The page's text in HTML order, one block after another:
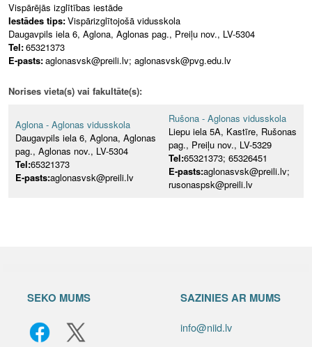
Vispārējās izglītības iestāde
Iestādes tips:Vispārizglītojošā vidusskola
Daugavpils iela 6, Aglona, Aglonas pag., Preiļu nov., LV-5304
Tel:65321373
E-pasts:aglonasvsk@preili.lv; aglonasvsk@pvg.edu.lv
Norises vieta(s) vai fakultāte(s):
Aglona - Aglonas vidusskola
Daugavpils iela 6, Aglona, Aglonas
pag., Aglonas nov., LV-5304
Tel:65321373
E-pasts:aglonasvsk@preili.lv
Rušona - Aglonas vidusskola
Liepu iela 5A, Kastīre, Rušonas
pag., Preiļu nov., LV-5329
Tel:65321373; 65326451
E-pasts:aglonasvsk@preili.lv;
rusonaspsk@preili.lv
SEKO MUMS SAZINIES AR MUMS
info@niid.lv